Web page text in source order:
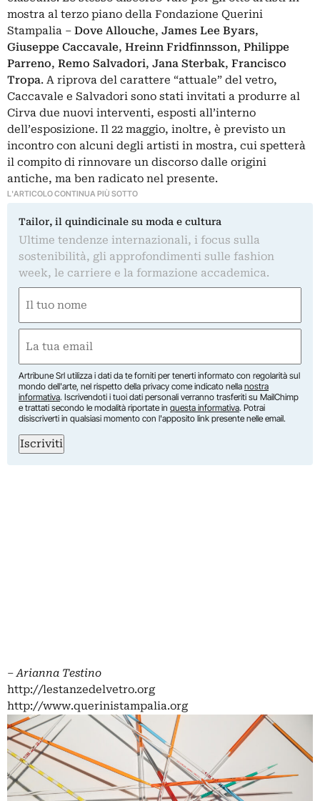
mostra al terzo piano della Fondazione Querini
Stampalia ‒ Dove Allouche, James Lee Byars,
Giuseppe Caccavale, Hreinn Fridfinnsson, Philippe
Parreno, Remo Salvadori, Jana Sterbak, Francisco
Tropa. A riprova del carattere “attuale” del vetro,
Caccavale e Salvadori sono stati invitati a produrre al
Cirva due nuovi interventi, esposti all’interno
dell’esposizione. Il 22 maggio, inoltre, è previsto un
incontro con alcuni degli artisti in mostra, cui spetterà
il compito di rinnovare un discorso dalle origini
antiche, ma ben radicato nel presente.
L'ARTICOLO CONTINUA PIÙ SOTTO
Tailor, il quindicinale su moda e cultura
Ultime tendenze internazionali, i focus sulla
sostenibilità, gli approfondimenti sulle fashion
week, le carriere e la formazione accademica.
(Required)
First
(Required)
Artribune Srl utilizza i dati da te forniti per tenerti informato con regolarità sul
mondo dell'arte, nel rispetto della privacy come indicato nella nostra
informativa. Iscrivendoti i tuoi dati personali verranno trasferiti su MailChimp
e trattati secondo le modalità riportate in questa informativa. Potrai
disiscriverti in qualsiasi momento con l'apposito link presente nelle email.
Iscriviti
‒Arianna Testino
http://lestanzedelvetro.org
http://www.querinistampalia.org